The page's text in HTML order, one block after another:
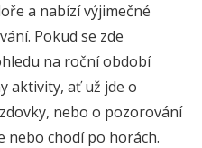
a nabízí výjimečné
Pokud se zde
na roční období
aktivity, ať už jde o
nebo o pozorování
nebo chodí po horách.